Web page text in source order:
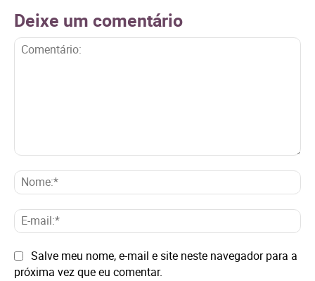
Deixe um comentário
E-
Site: Salve meu nome, e-mail e site neste navegador para a
próxima vez que eu comentar.